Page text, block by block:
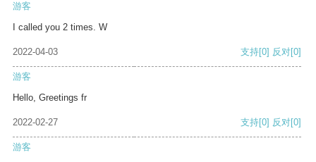
游客
I called you 2 times. W
2022-04-03 支持[0] 反对[0]
游客
Hello, Greetings fr
2022-02-27 支持[0] 反对[0]
游客